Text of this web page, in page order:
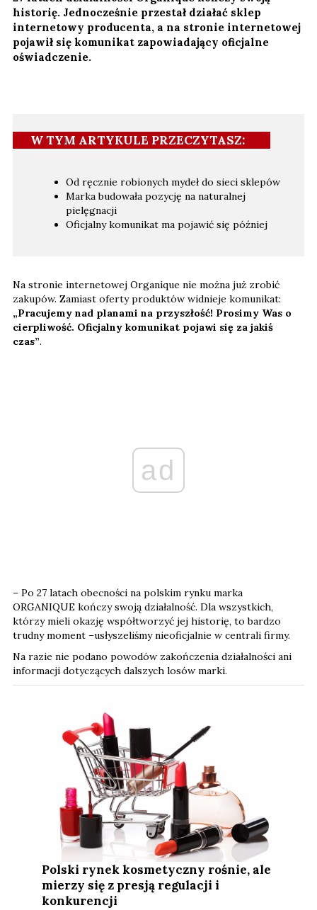
historię. Jednocześnie przestał działać sklep
internetowy producenta, a na stronie internetowej
pojawił się komunikat zapowiadający oficjalne
oświadczenie.
W TYM ARTYKULE PRZECZYTASZ:
Od ręcznie robionych mydeł do sieci sklepów
Marka budowała pozycję na naturalnej
pielęgnacji
Oficjalny komunikat ma pojawić się później
Na stronie internetowej Organique nie można już zrobić
zakupów. Zamiast oferty produktów widnieje komunikat:
„Pracujemy nad planami na przyszłość! Prosimy Was o
cierpliwość. Oficjalny komunikat pojawi się za jakiś
czas”.
ad
– Po 27 latach obecności na polskim rynku marka
ORGANIQUE kończy swoją działalność. Dla wszystkich,
którzy mieli okazję współtworzyć jej historię, to bardzo
trudny moment –usłyszeliśmy nieoficjalnie w centrali firmy.
Na razie nie podano powodów zakończenia działalności ani
informacji dotyczących dalszych losów marki.
Polski rynek kosmetyczny rośnie, ale
mierzy się z presją regulacji i
konkurencji